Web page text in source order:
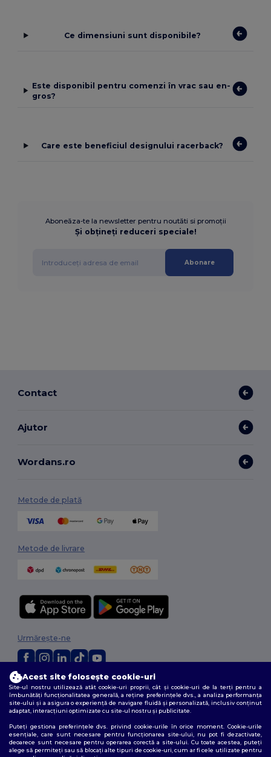
Ce dimensiuni sunt disponibile?
Este disponibil pentru comenzi în vrac sau en-
gros?
Care este beneficiul designului racerback?
Aboneăza-te la newsletter pentru noutăti si promoții
Și obțineți reduceri speciale!
Abonare
Contact
Ajutor
Wordans.ro
Metode de plată
Metode de livrare
2026. Toate drepturile rezervate
Termeni și condiții|Politica de confidențialitate|Politica privind cookie-
urile| Sitemap
Urmărește-ne
Acest site folosește cookie-uri
Site-ul nostru utilizează atât cookie-uri proprii, cât și cookie-uri de la terți pentru a
îmbunătăți funcționalitatea generală, a reține preferințele dvs., a analiza performanța
site-ului și a asigura o experiență de navigare fluidă și personalizată, inclusiv conținut
adaptat, interacțiuni optimizate cu site-ul nostru și publicitate.
Puteți gestiona preferințele dvs. privind cookie-urile în orice moment. Cookie-urile
esențiale, care sunt necesare pentru funcționarea site-ului, nu pot fi dezactivate,
deoarece sunt necesare pentru operarea corectă a site-ului. Cu toate acestea, puteți
alege să permiteți sau să blocați alte tipuri de cookie-uri, cum ar fi cele utilizate pentru